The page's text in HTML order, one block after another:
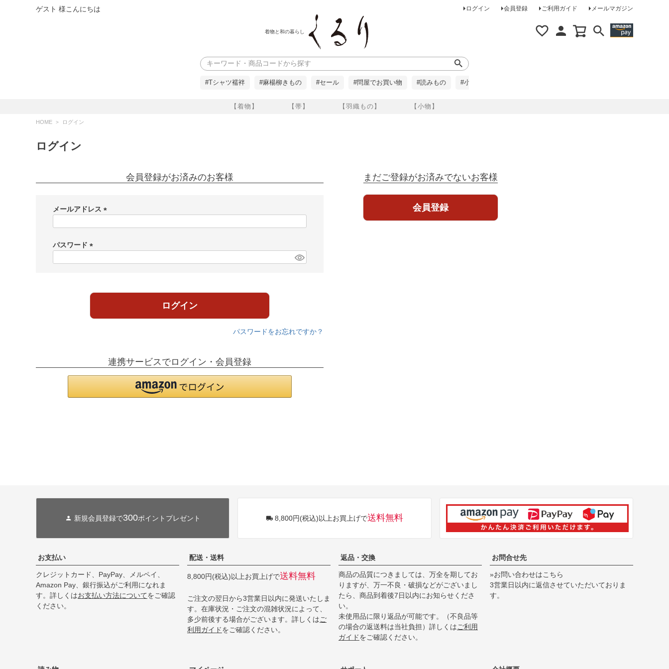
ゲスト 様こんにちは ログイン 会員登録 ご利用ガイド メールマガジン
着物と和の暮らし
【着物】 【帯】 【羽織もの】 【小物】
検索
#Tシャツ襦袢 #麻楊柳きもの #セール #問屋でお買い物 #読みもの #小柄な方に
HOME ログイン
ログイン
会員登録がお済みのお客様
メールアドレス
)
パスワード
ログイン
パスワードをお忘れですか？
連携サービスでログイン・会員登録
まだご登録がお済みでないお客様
会員登録
新規会員登録で300ポイントプレゼント 8,800円(税込)以上お買上げで送料無料
お支払い
クレジットカード、PayPay、メルペイ、
Amazon Pay、銀行振込がご利用になれま
す。詳しくはお支払い方法についてをご確認
ください。
配送・送料
8,800円(税込)以上お買上げで送料無料
ご注文の翌日から3営業日以内に発送いたしま
す。在庫状況・ご注文の混雑状況によって、
多少前後する場合がございます。詳しくはご
利用ガイドをご確認ください。
返品・交換
商品の品質につきましては、万全を期してお
りますが、万一不良・破損などがございまし
たら、商品到着後7日以内にお知らせくださ
い。
未使用品に限り返品が可能です。（不良品等
の場合の返送料は当社負担）詳しくはご利用
ガイドをご確認ください。
お問合せ先
»お問い合わせはこちら
3営業日以内に返信させていただいておりま
す。